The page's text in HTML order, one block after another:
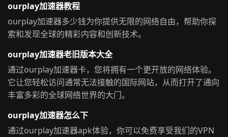
ourplay加速器教程
ourplay加速器多少钱为你提供无限的网络自由，帮助你探
索和发现全球的精彩内容和创新技术。
ourplay加速器老旧版本大全
通过ourplay加速器卡，您将拥有一个更开放的网络体验。
它让您轻松访问通常无法接触的国际网站，从而打开了通向
丰富多彩的全球网络世界的大门。
ourplay加速器怎么下
通过ourplay加速器apk体验，你可以免费享受我们的VPN